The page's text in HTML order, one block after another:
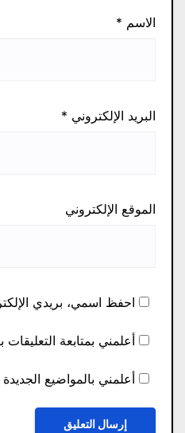
الاسم *
البريد الإلكتروني *
الموقع الإلكتروني
احفظ اسمي، بريدي
أعلمني بمتابعة التعليقات
أعلمني بالمواضيع